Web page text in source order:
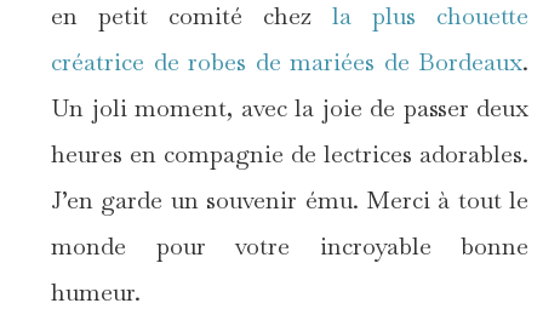
en petit comité chez la plus chouette
créatrice de robes de mariées de Bordeaux.
Un joli moment, avec la joie de passer deux
heures en compagnie de lectrices adorables.
J’en garde un souvenir ému. Merci à tout le
monde pour votre incroyable bonne
humeur.